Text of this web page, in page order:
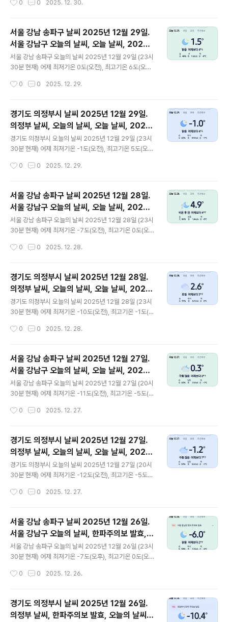
(오후) = 낮음 ..
도(오후) 어제보다 4도 낮은 최저기온이고 어제보다 5
률은 위 이미지에서 오전, 오후 기상 상태 참조 대기
상황 공기질은어제미세먼지는 좋음 = 22 ㎍/m³ 초미세
먼지 좋음 = 7 ㎍/m³ 황사는 보통 = 38 ㎍/m ³자외선
(오후) = 낮음오늘미세먼지는 좋음 = 24 ㎍/m³ 초미세먼
(오후) = 낮음 대..
0 0 2025. 12. 30.
서울 강남 송파구 날씨 2025년 12월 29일.
서울 강남구 오늘의 날씨, 오늘 날씨, 2025 1
229, 초미세먼지, 미세먼지, 황사, 자외선
서울 강남 송파구 오늘의 날씨 2025년 12월 29일 (23시
30분 현재) 어제 최저기온 0도(오전), 최고기온 6도(오후)
어제보다 2도 높은 최저기온이고 어제보다 4도 높은 최고
지에서 오전, 오후 기상 상태 참조 대기상황 공기질은 어제
미세먼지는 좋음 = 24 ㎍/m³ 초미세먼지 보통 = 20 ㎍/
m³ 황사는 보통 = 3 ㎍/m³ 자외선 (오후) = 낮음 오늘미
세먼지는 좋음 = 30 ㎍/m³ 초미세먼지 보통 = 20 ㎍/m
상태는 어제..
0 0 2025. 12. 29.
경기도 의정부시 날씨 2025년 12월 29일.
의정부 날씨, 오늘의 날씨, 오늘 날씨, 2025
1229, 초미세먼지, 미세먼지, 황사, 자외선
경기도 의정부시 오늘의 날씨 2025년 12월 29일 (23시
30분 현재) 어제 최저기온 -1도(오전), 최고기온 5도(오
(오전, 오후) 어제와 같은 최저기온이고 어제보다 3도
눈비 올 확률은 위 이미지에서 오전, 오후 기상 상태 참조
대기상황 공기질은어제미세먼지는 보통 = 40 ㎍/
m³ 초미세먼지 보통 = 33 ㎍/m³ 황사는 보통 = 3 ㎍/
m ³자외선 (오후) = 낮음오늘미세먼지는 좋음 = 22 ㎍/
m ³자외선 (오후) = 낮음..
0 0 2025. 12. 29.
서울 강남 송파구 날씨 2025년 12월 28일.
서울 강남구 오늘의 날씨, 오늘 날씨, 2025 1
228, 초미세먼지, 미세먼지, 황사, 자외선
서울 강남 송파구 오늘의 날씨 2025년 12월 28일 (23시
30분 현재) 어제 최저기온 -7도(오전), 최고기온 0도(오
다 7도 높은 최저기온이고 어제보다 6도 높은 최고기온입
지에서 오전, 오후 기상 상태 참조 대기상황 공기질은 어제
미세먼지는 보통 = 31 ㎍/m³ 초미세먼지 보통 = 21 ㎍/
m³ 황사는 보통 = 29 ㎍/m³ 자외선 (오후) = 낮음 오늘
미세먼지는 좋음 = 24 ㎍/m³ 초미세먼지 보통 = 20 ㎍/
상태는 어제보다 조..
0 0 2025. 12. 28.
경기도 의정부시 날씨 2025년 12월 28일.
의정부 날씨, 오늘의 날씨, 오늘 날씨, 2025
1228, 초미세먼지, 미세먼지, 황사, 자외선
경기도 의정부시 오늘의 날씨 2025년 12월 28일 (23시
30분 현재) 어제 최저기온 -10도(오전), 최고기온 -1도(오
제보다 9도 높은 최저기온이고 어제보다 6도 높은 최고기
서 오전, 오후 기상 상태 참조 대기상황 공기질은어
제미세먼지는 보통 = 38 ㎍/m³ 초미세먼지 보통 = 22
㎍/m³ 황사는 보통 = 29 ㎍/m ³자외선 (오후) = 낮음오
늘미세먼지는 보통 = 40 ㎍/m³ 초미세먼지 보통 = 33
대기상태는 어제보다 조금 ..
0 0 2025. 12. 28.
서울 강남 송파구 날씨 2025년 12월 27일.
서울 강남구 오늘의 날씨, 오늘 날씨, 2025 1
227, 초미세먼지, 미세먼지, 황사, 자외선
서울 강남 송파구 오늘의 날씨 2025년 12월 27일 (20시
30분 현재) 어제 최저기온 -11도(오전), 최고기온 -5도(오
다 4도 높은 최저기온이고 어제보다 5도 높은 최고기온입
지에서 오전, 오후 기상 상태 참조 대기상황 공기질은 어제
미세먼지는 좋음 = 17 ㎍/m³ 초미세먼지 좋음 = 9 ㎍/
m³ 황사는 보통 = 9 ㎍/m³ 자외선 (오후) = 낮음 오늘미
세먼지는 보통 = 31 ㎍/m³ 초미세먼지 보통 = 21 ㎍/m
상태는 어제보다..
0 0 2025. 12. 27.
경기도 의정부시 날씨 2025년 12월 27일.
의정부 날씨, 오늘의 날씨, 오늘 날씨, 2025
1227, 초미세먼지, 미세먼지, 황사, 자외선
경기도 의정부시 오늘의 날씨 2025년 12월 27일 (20시
30분 현재) 어제 최저기온 -12도(오전), 최고기온 -5도
어제보다 2도 높은 최저기온이고 어제보다 4도 높은 최
미지에서 오전, 오후 기상 상태 참조 대기상황 공기
질은어제미세먼지는 좋음 = 17 ㎍/m³ 초미세먼지 좋음
= 7 ㎍/m³ 황사는 보통 = 9 ㎍/m³자외선 (오후) = 낮음
오늘미세먼지는 보통 = 38 ㎍/m³ 초미세먼지 보통 = 22
대기상태는 어제보다 조금..
0 0 2025. 12. 27.
서울 강남 송파구 날씨 2025년 12월 26일.
서울 강남구 오늘의 날씨, 한파주의보 발효,
오늘 날씨, 2025 1226, 초미세먼지, 미세먼
지, 황사, 자외선
서울 강남 송파구 오늘의 날씨 2025년 12월 26일 (23시
30분 현재) 어제 최저기온 -7도(오후), 최고기온 0도(오
후) 어제보다 4도 낮은 최저기온이고 어제보다 5도 낮은
은 위 이미지에서 오전, 오후 기상 상태 참조 대기상황 공기
질은 어제 미세먼지는 좋음 = 21 ㎍/m³ 초미세먼지 좋음
0 0 2025. 12. 26.
경기도 의정부시 날씨 2025년 12월 26일.
의정부 날씨, 한파주의보 발효, 오늘의 날씨,